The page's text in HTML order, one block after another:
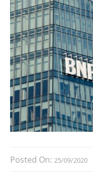
Posted On: 25/09/2020